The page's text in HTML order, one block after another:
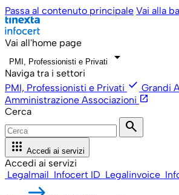
Passa al contenuto principale Vai alla
Vai all'home page
PMI, Professionisti e Privati arrow_drop_down
Naviga tra i settori
PMI, Professionisti e Privati check Grandi
Amministrazione Associazioni open_in_new
Cerca
search
apps Accedi ai servizi
Accedi ai servizi
Legalmail Infocert ID Legalinvoice